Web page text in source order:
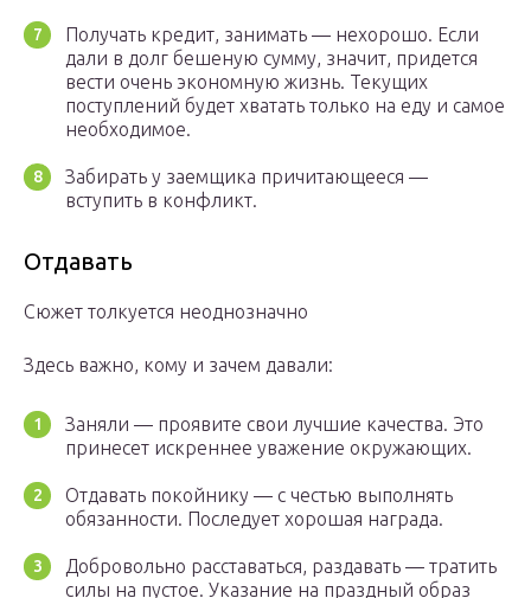
Получать кредит, занимать — нехорошо. Если
дали в долг бешеную сумму, значит, придется
вести очень экономную жизнь. Текущих
поступлений будет хватать только на еду и самое
необходимое.
Забирать у заемщика причитающееся —
вступить в конфликт.
Отдавать
Сюжет толкуется неоднозначно
Здесь важно, кому и зачем давали:
Заняли — проявите свои лучшие качества. Это
принесет искреннее уважение окружающих.
Отдавать покойнику — с честью выполнять
обязанности. Последует хорошая награда.
Добровольно расставаться, раздавать — тратить
силы на пустое. Указание на праздный образ